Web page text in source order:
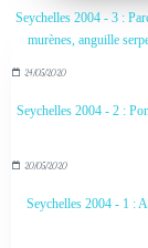
Seychelles 2004 - 3 :
murènes, anguille
24/05/2020
Seychelles 2004 - 2 :
20/05/2020
Seychelles 2004 - 1 :